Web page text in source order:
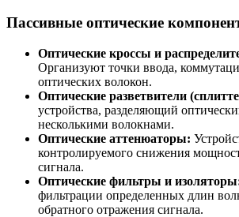
Пассивные оптические
Оптические кроссы и
Организуют точки ввода,
оптических волокон.
Оптические разветвители
устройства, разделяющий
несколькими волокнами.
Оптические аттенюаторы:
контролируемого снижения
сигнала.
Оптические фильтры и
фильтрации определенных длин
обратного отражения сигнала.